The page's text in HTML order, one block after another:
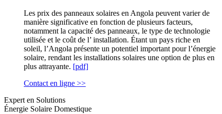
Les prix des panneaux solaires en Angola peuvent varier de
manière significative en fonction de plusieurs facteurs,
notamment la capacité des panneaux, le type de technologie
utilisée et le coût de l’ installation. Étant un pays riche en
soleil, l’Angola présente un potentiel important pour l’énergie
solaire, rendant les installations solaires une option de plus en
plus attrayante. [pdf]
Contact en ligne >>
Expert en Solutions
Énergie Solaire Domestique